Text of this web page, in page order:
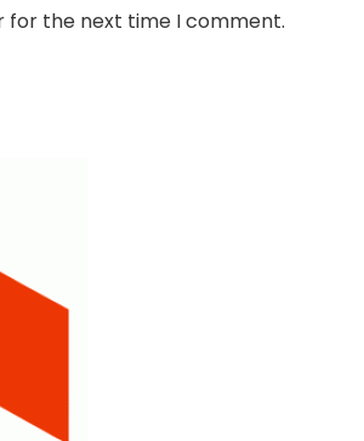
for the next time I comment.